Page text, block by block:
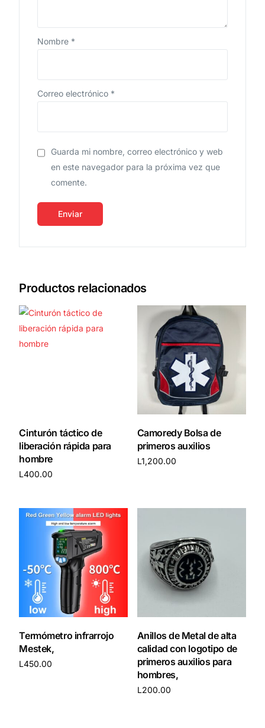
Nombre *
Correo electrónico *
Guarda mi nombre, correo electrónico y web
en este navegador para la próxima vez que
comente.
Productos relacionados
Cinturón táctico de
liberación rápida para
hombre
L400.00
Camoredy Bolsa de
primeros auxilios
L1,200.00
Termómetro infrarrojo
Mestek,
L450.00
Anillos de Metal de alta
calidad con logotipo de
primeros auxilios para
hombres,
L200.00